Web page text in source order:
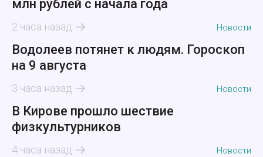
млн рублей с начала года
2 часа назад Новости
Водолеев потянет к людям. Гороскоп
на 9 августа
3 часа назад Новости
В Кирове прошло шествие
физкультурников
4 часа назад Новости